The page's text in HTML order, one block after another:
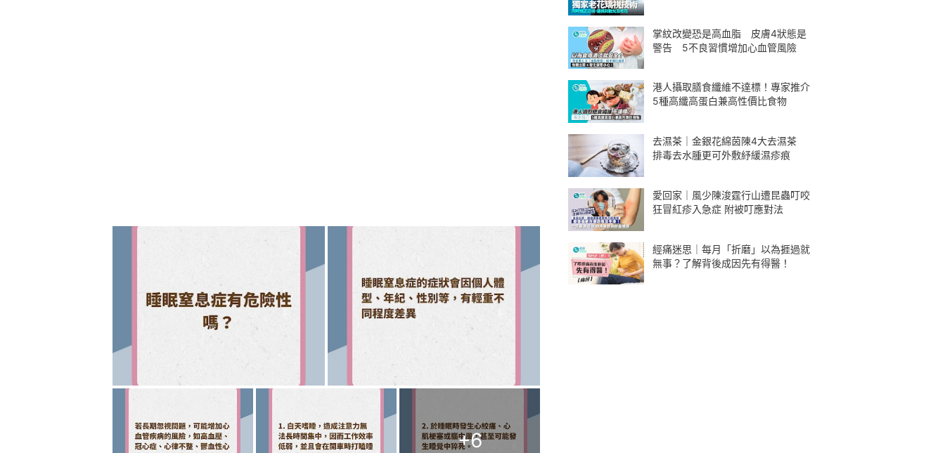
+6
掌紋改變恐是高血脂 皮膚4狀態是
警告 5不良習慣增加心血管風險
港人攝取膳食纖維不達標！專家推介
5種高纖高蛋白兼高性價比食物
去濕茶｜金銀花綿茵陳4大去濕茶
排毒去水腫更可外敷紓緩濕疹痕
愛回家｜風少陳浚霆行山遭昆蟲叮咬
狂冒紅疹入急症 附被叮應對法
經痛迷思｜每月「折磨」以為捱過就
無事？了解背後成因先有得醫！